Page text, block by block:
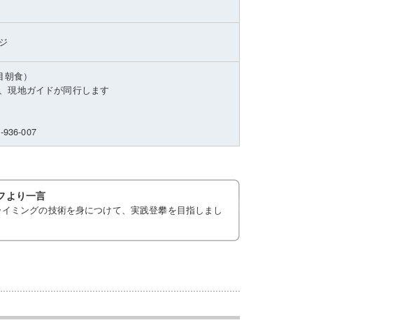
食）
現地ガイドが同行します
936-007
より一言
ミングの技術を身につけて、実践登攀を目指しまし